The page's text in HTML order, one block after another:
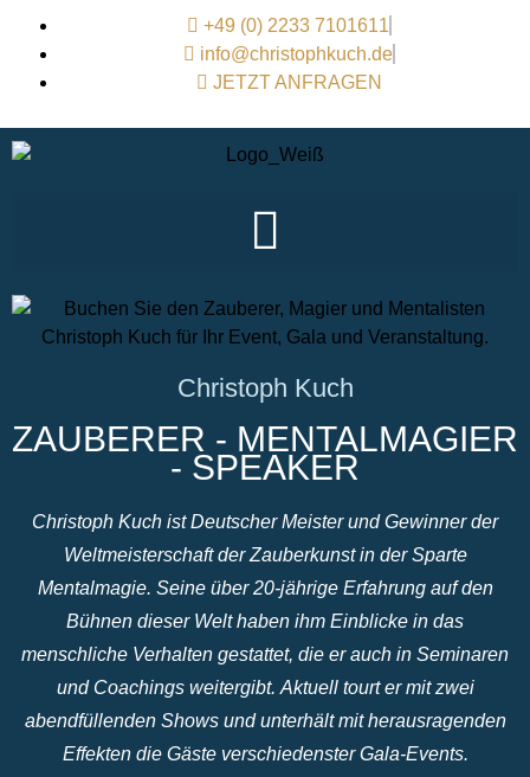
+49 (0) 2233 7101611
info@christophkuch.de
JETZT ANFRAGEN
Christoph Kuch
ZAUBERER - MENTALMAGIER
- SPEAKER
Christoph Kuch ist Deutscher Meister und Gewinner der
Weltmeisterschaft der Zauberkunst in der Sparte
Mentalmagie. Seine über 20-jährige Erfahrung auf den
Bühnen dieser Welt haben ihm Einblicke in das
menschliche Verhalten gestattet, die er auch in Seminaren
und Coachings weitergibt. Aktuell tourt er mit zwei
abendfüllenden Shows und unterhält mit herausragenden
Effekten die Gäste verschiedenster Gala-Events.